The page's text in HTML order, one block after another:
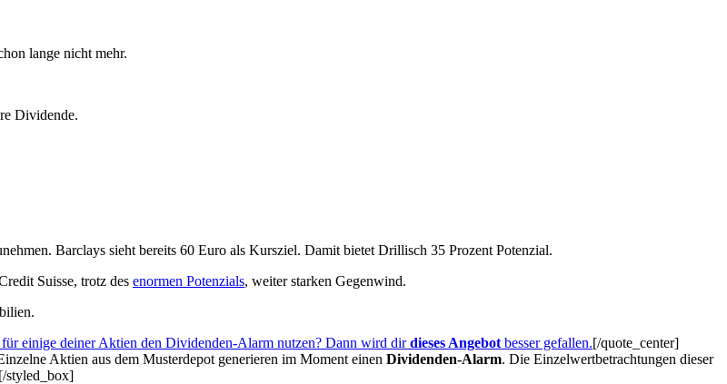
lange nicht mehr.
Dividende.
Barclays sieht bereits 60 Euro als Kursziel. Damit bietet Drillisch 35 Prozent Potenzial.
Suisse, trotz des enormen Potenzials, weiter starken Gegenwind.
einige deiner Aktien den Dividenden-Alarm nutzen? Dann wird dirdieses Angebot besser gefallen.[/quote_center]
Aktien aus dem Musterdepot generieren im Moment einen Dividenden-Alarm. Die Einzelwertbetrachtungen dieser
styled_box]